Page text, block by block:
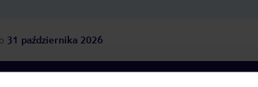
31 października 2026
Dlaczego warto wybrać TUI?